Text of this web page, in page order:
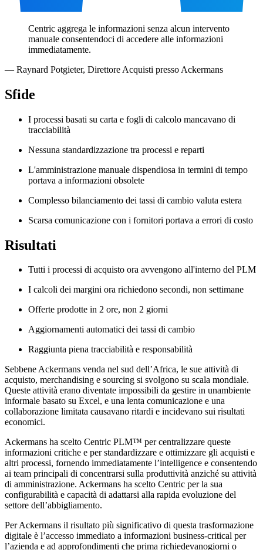
Centric aggrega le informazioni senza alcun intervento
manuale consentendoci di accedere alle informazioni
immediatamente.
— Raynard Potgieter, Direttore Acquisti presso Ackermans
Sfide
I processi basati su carta e fogli di calcolo mancavano di
tracciabilità
Nessuna standardizzazione tra processi e reparti
L'amministrazione manuale dispendiosa in termini di tempo
portava a informazioni obsolete
Complesso bilanciamento dei tassi di cambio valuta estera
Scarsa comunicazione con i fornitori portava a errori di costo
Risultati
Tutti i processi di acquisto ora avvengono all'interno del PLM
I calcoli dei margini ora richiedono secondi, non settimane
Offerte prodotte in 2 ore, non 2 giorni
Aggiornamenti automatici dei tassi di cambio
Raggiunta piena tracciabilità e responsabilità
Sebbene Ackermans venda nel sud dell’Africa, le sue attività di
acquisto, merchandising e sourcing si svolgono su scala mondiale.
Queste attività erano diventate impossibili da gestire in unambiente
informale basato su Excel, e una lenta comunicazione e una
collaborazione limitata causavano ritardi e incidevano sui risultati
economici.
Ackermans ha scelto Centric PLM™ per centralizzare queste
informazioni critiche e per standardizzare e ottimizzare gli acquisti e
altri processi, fornendo immediatamente l’intelligence e consentendo
ai team principali di concentrarsi sulla produttività anziché su attività
di amministrazione. Ackermans ha scelto Centric per la sua
configurabilità e capacità di adattarsi alla rapida evoluzione del
settore dell’abbigliamento.
Per Ackermans il risultato più significativo di questa trasformazione
digitale è l’accesso immediato a informazioni business-critical per
l’azienda e ad approfondimenti che prima richiedevanogiorni o